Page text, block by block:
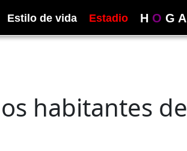
Estilo de vida Estadio H O G A
habitantes de